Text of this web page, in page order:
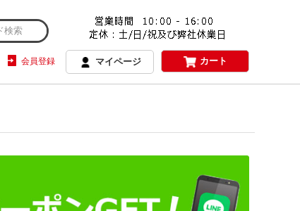
会員登録 マイページ カート